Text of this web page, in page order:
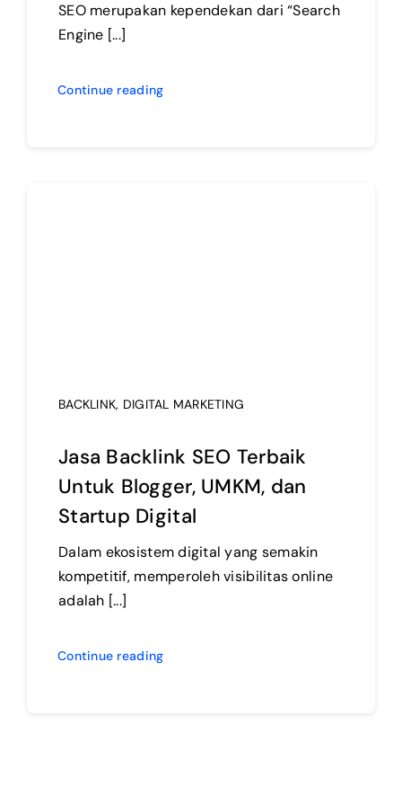
SEO merupakan kependekan dari “Search
Engine [...]
Continue reading
BACKLINK, DIGITAL MARKETING
Jasa Backlink SEO Terbaik
Untuk Blogger, UMKM, dan
Startup Digital
Dalam ekosistem digital yang semakin
kompetitif, memperoleh visibilitas online
adalah [...]
Continue reading